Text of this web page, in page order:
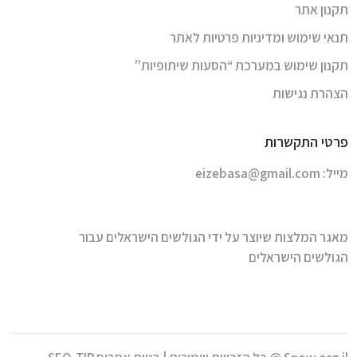
תקנון אתר
תנאי שימוש ומדיניות פרטיות לאתר
תקנון שימוש במערכת “הסעות שיתופיות”
הצהרת נגישות
פרטי התקשרות
מייל: eizebasa@gmail.com
מאגר המלצות שיוצר על ידי הגולשים הישראלים עבור
הגולשים הישראלים